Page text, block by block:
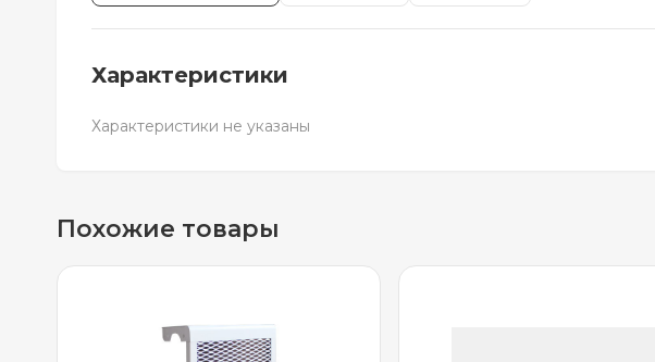
Характеристики
Характеристики не указаны
Похожие товары